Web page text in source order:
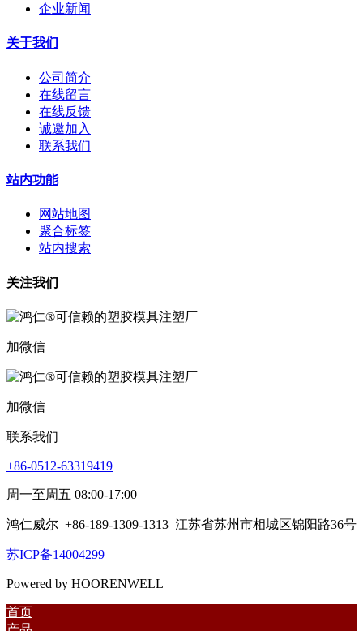
企业新闻
关于我们
公司简介
在线留言
在线反馈
诚邀加入
联系我们
站内功能
网站地图
聚合标签
站内搜索
关注我们
加微信
加微信
联系我们
+86-0512-63319419
周一至周五 08:00-17:00
鸿仁威尔 +86-189-1309-1313 江苏省苏州市相城区锦阳路36号
苏ICP备14004299
Powered by HOORENWELL
首页